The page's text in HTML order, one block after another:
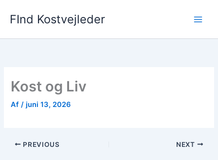
FInd Kostvejleder
Kost og Liv
Af/ juni 13, 2026
PREVIOUS NEXT